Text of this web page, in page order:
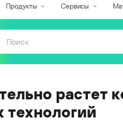
Продукты Сервисы
растет